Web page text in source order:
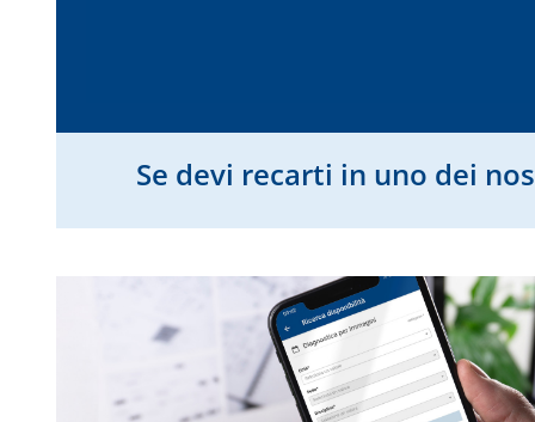
Se devi recarti in uno dei